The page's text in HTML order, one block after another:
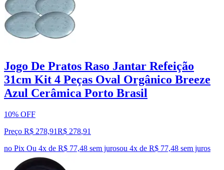
Jogo De Pratos Raso Jantar Refeição
31cm Kit 4 Peças Oval Orgânico Breeze
Azul Cerâmica Porto Brasil
10% OFF
Preço R$ 278,91R$ 278,91
no Pix Ou 4x de R$ 77,48 sem jurosou 4x de R$ 77,48 sem juros